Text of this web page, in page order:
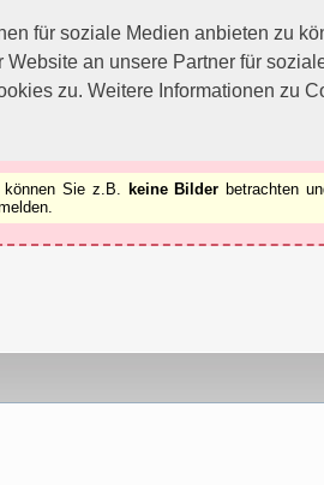
für soziale Medien anbieten zu
an unsere Partner für
zu. Weitere Informationen zu
Sie z.B. keine Bilder betrachten